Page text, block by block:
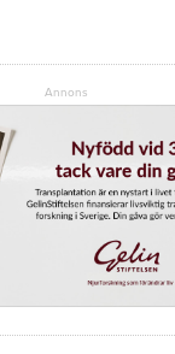
Annons